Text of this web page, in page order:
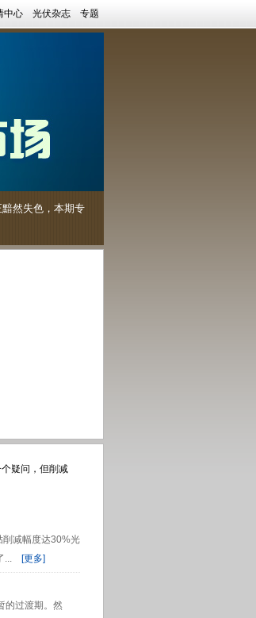
中心 光伏杂志 专题
然失色，本期专
疑问，但削减
削减幅度达30%光
...
[更多]
的过渡期。然